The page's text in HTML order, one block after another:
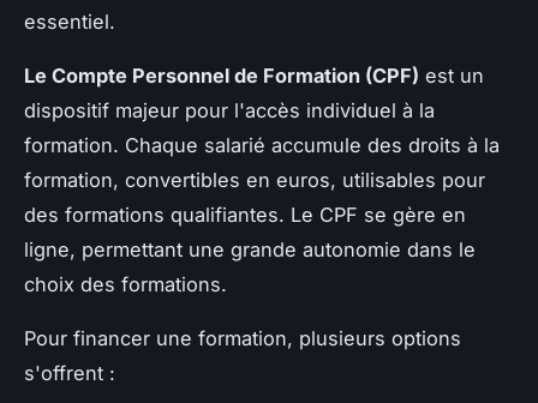
essentiel.
Le Compte Personnel de Formation (CPF) est un
dispositif majeur pour l'accès individuel à la
formation. Chaque salarié accumule des droits à la
formation, convertibles en euros, utilisables pour
des formations qualifiantes. Le CPF se gère en
ligne, permettant une grande autonomie dans le
choix des formations.
Pour financer une formation, plusieurs options
s'offrent :